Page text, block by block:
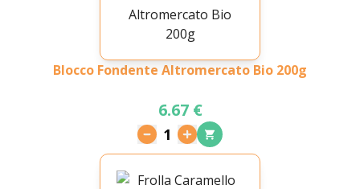
Blocco Fondente Altromercato Bio 200g
6.67 €
1